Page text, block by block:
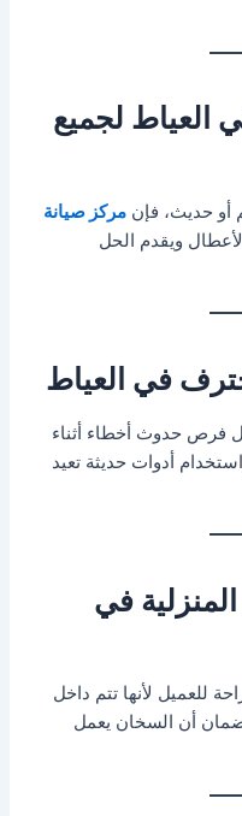
العياط لجميع
أو حديث، فإنمركز صيانة
ويقدم الحل
في العياط
فرص حدوث أخطاء أثناء
أدوات حديثة تعيد
في
للعميل لأنها تتم داخل
لضمان أن السخان يعمل